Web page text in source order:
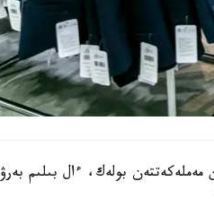
بولەك، ءال بىلىم بەرۋ